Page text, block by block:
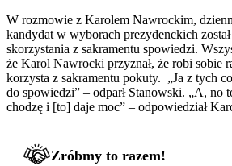
W rozmowie z Karolem Nawrockim,
kandydat w wyborach prezydenckich
skorzystania z sakramentu spowiedzi.
że Karol Nawrocki przyznał, że robi sobie
korzysta z sakramentu pokuty. „Ja z tych
do spowiedzi” – odparł Stanowski. „A, no
chodzę i [to] daje moc” – odpowiedział
Zróbmy to razem!